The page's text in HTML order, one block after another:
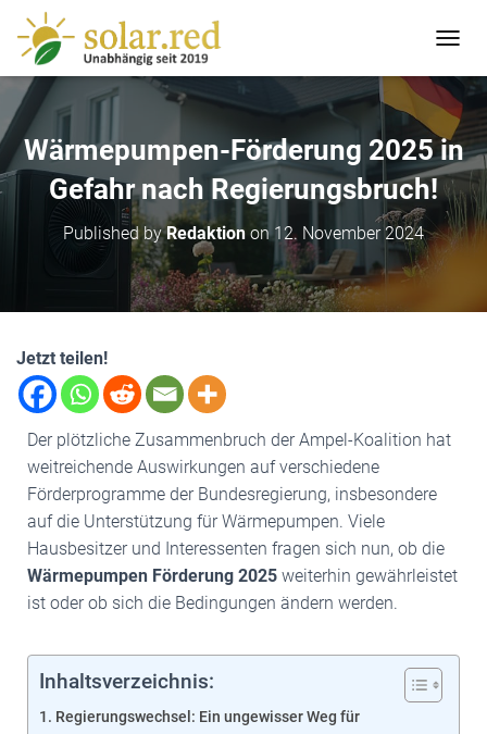
O
G
G
L
E
N
A
V
I
Wärmepumpen-Förderung 2025 in
Gefahr nach Regierungsbruch!
Published byRedaktion on12. November 2024
Jetzt teilen!
Der plötzliche Zusammenbruch der Ampel-Koalition hat
weitreichende Auswirkungen auf verschiedene
Förderprogramme der Bundesregierung, insbesondere
auf die Unterstützung für Wärmepumpen. Viele
Hausbesitzer und Interessenten fragen sich nun, ob die
Wärmepumpen Förderung 2025 weiterhin gewährleistet
ist oder ob sich die Bedingungen ändern werden.
Inhaltsverzeichnis:
Regierungswechsel: Ein ungewisser Weg für